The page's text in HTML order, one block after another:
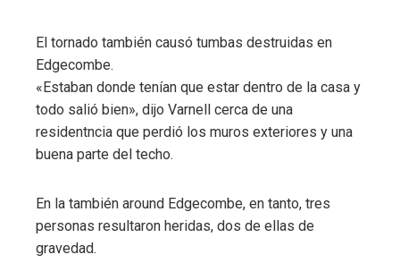
El tornado también causó tumbas destruidas en
Edgecombe.
«Estaban donde tenían que estar dentro de la casa y
todo salió bien», dijo Varnell cerca de una
residentncia que perdió los muros exteriores y una
buena parte del techo.
En la también around Edgecombe, en tanto, tres
personas resultaron heridas, dos de ellas de
gravedad.